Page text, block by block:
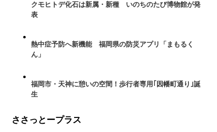
クモヒトデ化石は新属・新種 いのちのたび博物館が発
表
熱中症予防へ新機能 福岡県の防災アプリ「まもるく
ん」
福岡市・天神に憩いの空間！歩行者専用｢因幡町通り｣誕
生
ささっとープラス